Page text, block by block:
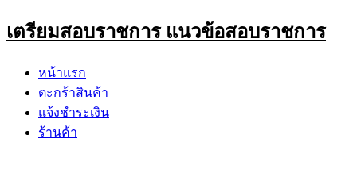
Skip
to
เตรียมสอบราชการ แนวข้อสอบราชการ
หน้าแรก
ตะกร้าสินค้า
แจ้งชำระเงิน
ร้านค้า